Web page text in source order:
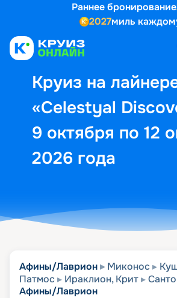
Раннее бронирование
2027миль
Круиз на
«Celestyal
9 октября по 12
2026 года
Выбор кают
Афины/Лаврион Миконос
Патмос
Ираклион, Крит
Афины/Лаврион